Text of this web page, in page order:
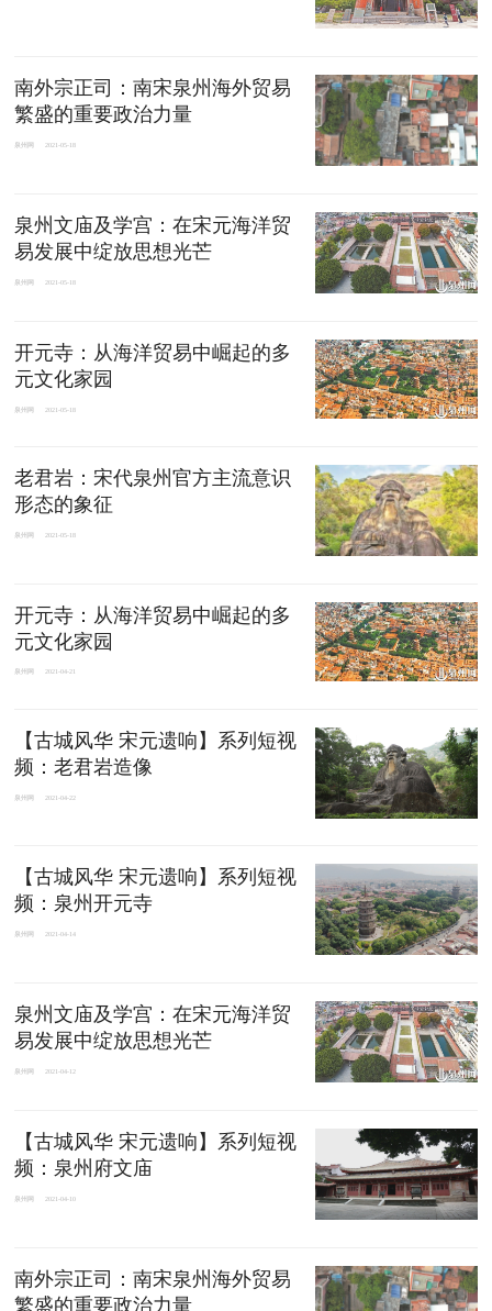
南外宗正司：南宋泉州海外贸易
繁盛的重要政治力量
泉州网 2021-05-18
泉州文庙及学宫：在宋元海洋贸
易发展中绽放思想光芒
泉州网 2021-05-18
开元寺：从海洋贸易中崛起的多
元文化家园
泉州网 2021-05-18
老君岩：宋代泉州官方主流意识
形态的象征
泉州网 2021-05-18
开元寺：从海洋贸易中崛起的多
元文化家园
泉州网 2021-04-21
【古城风华 宋元遗响】系列短视
频：老君岩造像
泉州网 2021-04-22
【古城风华 宋元遗响】系列短视
频：泉州开元寺
泉州网 2021-04-14
泉州文庙及学宫：在宋元海洋贸
易发展中绽放思想光芒
泉州网 2021-04-12
【古城风华 宋元遗响】系列短视
频：泉州府文庙
泉州网 2021-04-10
南外宗正司：南宋泉州海外贸易
繁盛的重要政治力量